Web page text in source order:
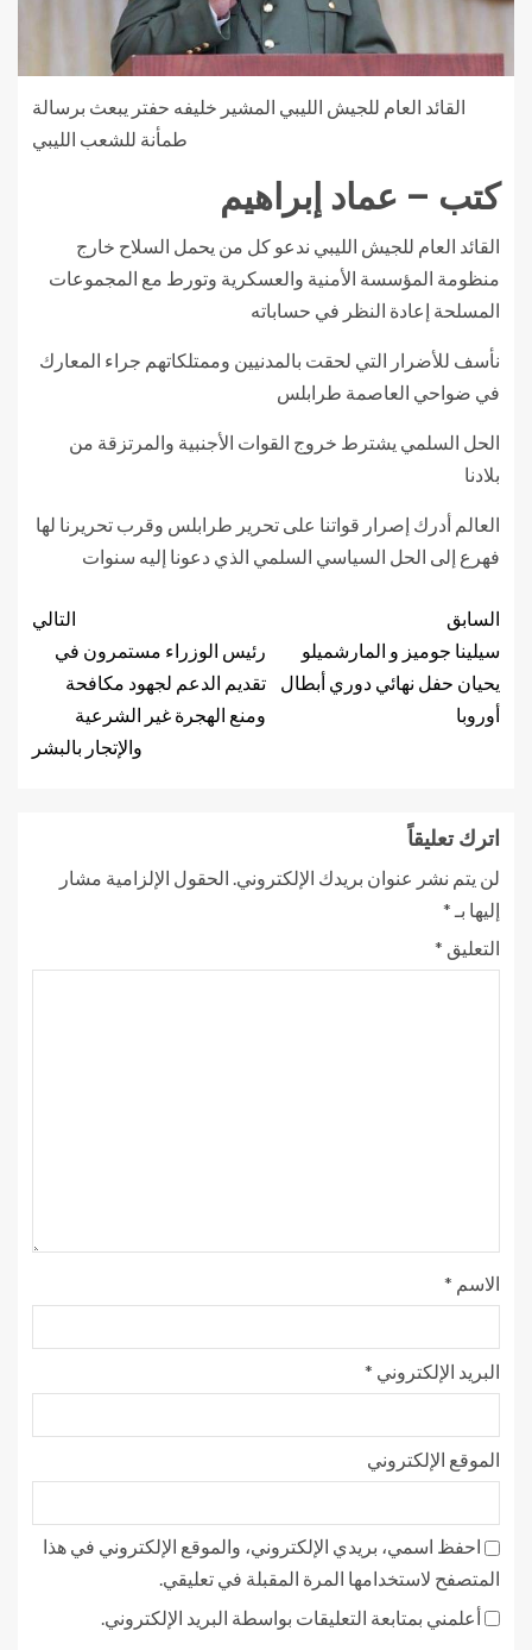
القائد العام للجيش الليبي المشير خليفه حفتر يبعث برسالة
طمأنة للشعب الليبي
كتب – عماد إبراهيم
القائد العام للجيش الليبي ندعو كل من يحمل السلاح خارج
منظومة المؤسسة الأمنية والعسكرية وتورط مع المجموعات
المسلحة إعادة النظر في حساباته
نأسف للأضرار التي لحقت بالمدنيين وممتلكاتهم جراء المعارك
في ضواحي العاصمة طرابلس
الحل السلمي يشترط خروج القوات الأجنبية والمرتزقة من
بلادنا
العالم أدرك إصرار قواتنا على تحرير طرابلس وقرب تحريرنا لها
فهرع إلى الحل السياسي السلمي الذي دعونا إليه سنوات
السابق
سيلينا جوميز و المارشميلو
يحيان حفل نهائي دوري أبطال
أوروبا
التالي
رئيس الوزراء مستمرون في
تقديم الدعم لجهود مكافحة
ومنع الهجرة غير الشرعية
والإتجار بالبشر
اترك تعليقاً
لن يتم نشر عنوان بريدك الإلكتروني. الحقول الإلزامية مشار
إليها بـ *
التعليق *
الاسم *
البريد الإلكتروني *
الموقع الإلكتروني
احفظ اسمي، بريدي الإلكتروني، والموقع الإلكتروني في هذا
المتصفح لاستخدامها المرة المقبلة في تعليقي.
أعلمني بمتابعة التعليقات بواسطة البريد الإلكتروني.